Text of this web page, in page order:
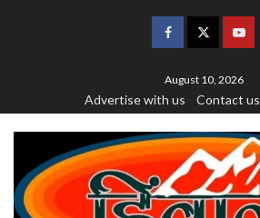
August 10, 2026
Advertise with us Contact us